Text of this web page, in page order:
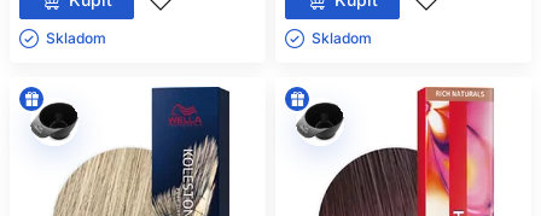
Skladom ㅤ Skladom ㅤ